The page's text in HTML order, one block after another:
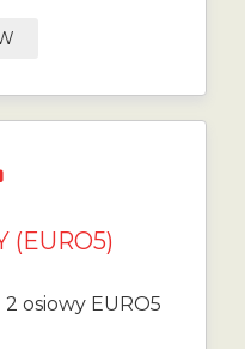
(EURO5)
osiowy EURO5